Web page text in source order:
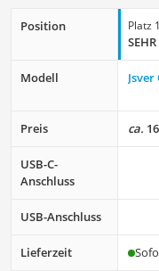
Position Platz 1
Modell Jsver
Preis ca.
USB-C-
Anschluss
USB-Anschluss
Lieferzeit